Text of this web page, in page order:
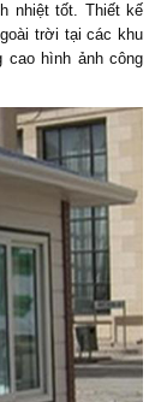
nhiệt tốt. Thiết kế
trời tại các khu
cao hình ảnh công